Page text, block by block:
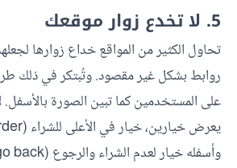
5. لا تخدع زوار موقعك
تحاول الكثير من المواقع خداع زوارها
روابط بشكل غير مقصود. وتُبتكر في ذلك
على المستخدمين كما تبين الصورة
وأسفله خيار لعدم الشراء والرجوع (No, go back).